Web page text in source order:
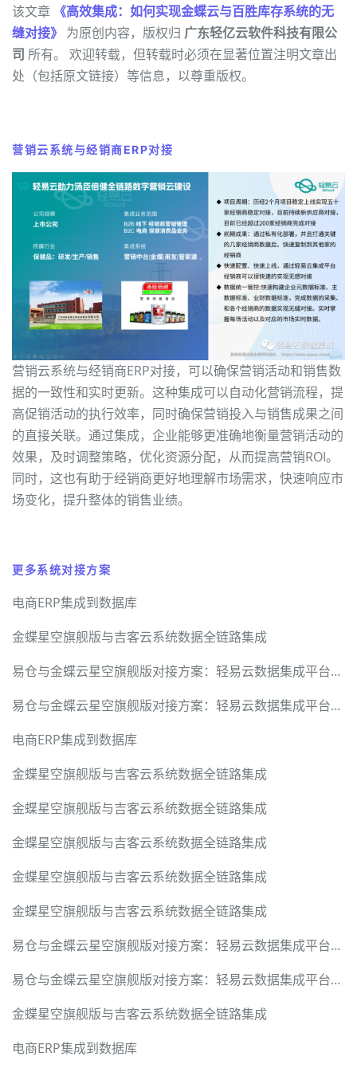
该文章 《高效集成：如何实现金蝶云与百胜库存系统的无
缝对接》 为原创内容，版权归 广东轻亿云软件科技有限公
司 所有。 欢迎转载，但转载时必须在显著位置注明文章出
处（包括原文链接）等信息，以尊重版权。
营销云系统与经销商ERP对接
营销云系统与经销商ERP对接，可以确保营销活动和销售数
据的一致性和实时更新。这种集成可以自动化营销流程，提
高促销活动的执行效率，同时确保营销投入与销售成果之间
的直接关联。通过集成，企业能够更准确地衡量营销活动的
效果，及时调整策略，优化资源分配，从而提高营销ROI。
同时，这也有助于经销商更好地理解市场需求，快速响应市
场变化，提升整体的销售业绩。
更多系统对接方案
电商ERP集成到数据库
金蝶星空旗舰版与吉客云系统数据全链路集成
易仓与金蝶云星空旗舰版对接方案：轻易云数据集成平台赋能跨境电商智能化运营
易仓与金蝶云星空旗舰版对接方案：轻易云数据集成平台赋能跨境电商智能化运营
电商ERP集成到数据库
金蝶星空旗舰版与吉客云系统数据全链路集成
金蝶星空旗舰版与吉客云系统数据全链路集成
金蝶星空旗舰版与吉客云系统数据全链路集成
金蝶星空旗舰版与吉客云系统数据全链路集成
金蝶星空旗舰版与吉客云系统数据全链路集成
易仓与金蝶云星空旗舰版对接方案：轻易云数据集成平台赋能跨境电商智能化运营
易仓与金蝶云星空旗舰版对接方案：轻易云数据集成平台赋能跨境电商智能化运营
金蝶星空旗舰版与吉客云系统数据全链路集成
电商ERP集成到数据库